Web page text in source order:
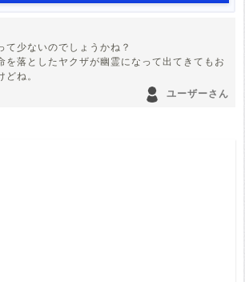
て少ないのでしょうかね？
を落としたヤクザが幽霊になって出てきてもお
ね。
ユーザーさん